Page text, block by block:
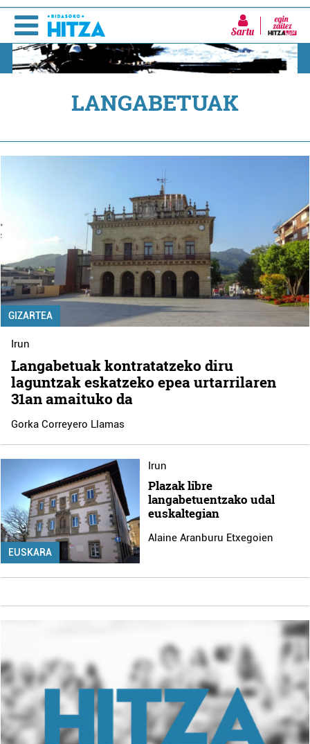
Sartu
LANGABETUAK
GIZARTEA
Irun
Langabetuak kontratatzeko diru
laguntzak eskatzeko epea urtarrilaren
31an amaituko da
Gorka Correyero Llamas
EUSKARA
Irun
Plazak libre
langabetuentzako udal
euskaltegian
Alaine Aranburu Etxegoien